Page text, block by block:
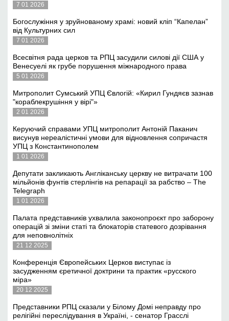
7 01 2026
Богослужіння у зруйнованому храмі: новий кліп “Капелан”
від Культурних сил
7 01 2026
Всесвітня рада церков та РПЦ засудили силові дії США у
Венесуелі як грубе порушення міжнародного права
5 01 2026
Митрополит Сумський УПЦ Євлогій: «Кирил Гундяєв зазнав
"кораблекрушіння у вірі"»
2 01 2026
Керуючий справами УПЦ митрополит Антоній Паканич
висунув нереалістичні умови для відновлення сопричастя
УПЦ з Константинополем
1 01 2026
Депутати закликають Англіканську церкву не витрачати 100
мільйонів фунтів стерлінгів на репарації за рабство – The
Telegraph
1 01 2026
Палата представників ухвалила законопроєкт про заборону
операцій зі зміни статі та блокаторів статевого дозрівання
для неповнолітніх
21 12 2025
Конференція Європейських Церков виступає із
засудженням єретичної доктрини та практик «русского
міра»
20 12 2025
Представники РПЦ сказали у Білому Домі неправду про
релігійні переслідування в Україні, - сенатор Грасслі